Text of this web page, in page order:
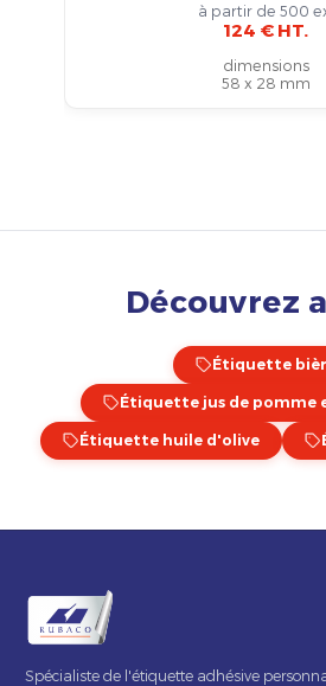
à partir de 500
124 € HT.
dimensions
58 x 28 mm
Découvrez
Étiquette
Étiquette jus de pomme
Étiquette huile d'olive
Spécialiste de l'étiquette adhésive